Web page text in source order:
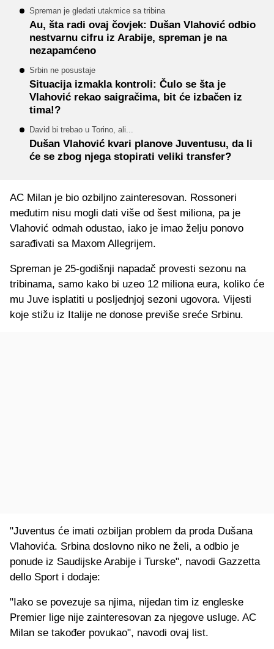
Spreman je gledati utakmice sa tribina
Au, šta radi ovaj čovjek: Dušan Vlahović odbio
nestvarnu cifru iz Arabije, spreman je na
nezapamćeno
Srbin ne posustaje
Situacija izmakla kontroli: Čulo se šta je
Vlahović rekao saigračima, bit će izbačen iz
tima!?
David bi trebao u Torino, ali...
Dušan Vlahović kvari planove Juventusu, da li
će se zbog njega stopirati veliki transfer?
AC Milan je bio ozbiljno zainteresovan. Rossoneri
međutim nisu mogli dati više od šest miliona, pa je
Vlahović odmah odustao, iako je imao želju ponovo
sarađivati sa Maxom Allegrijem.
Spreman je 25-godišnji napadač provesti sezonu na
tribinama, samo kako bi uzeo 12 miliona eura, koliko će
mu Juve isplatiti u posljednjoj sezoni ugovora. Vijesti
koje stižu iz Italije ne donose previše sreće Srbinu.
"Juventus će imati ozbiljan problem da proda Dušana
Vlahovića. Srbina doslovno niko ne želi, a odbio je
ponude iz Saudijske Arabije i Turske", navodi Gazzetta
dello Sport i dodaje:
"Iako se povezuje sa njima, nijedan tim iz engleske
Premier lige nije zainteresovan za njegove usluge. AC
Milan se također povukao", navodi ovaj list.